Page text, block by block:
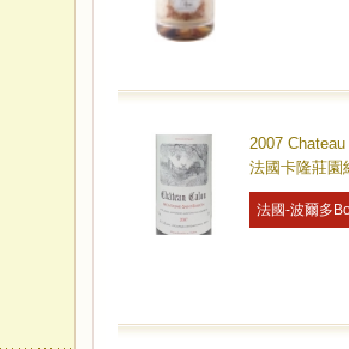
2007
法國卡隆莊園
法國-波爾多